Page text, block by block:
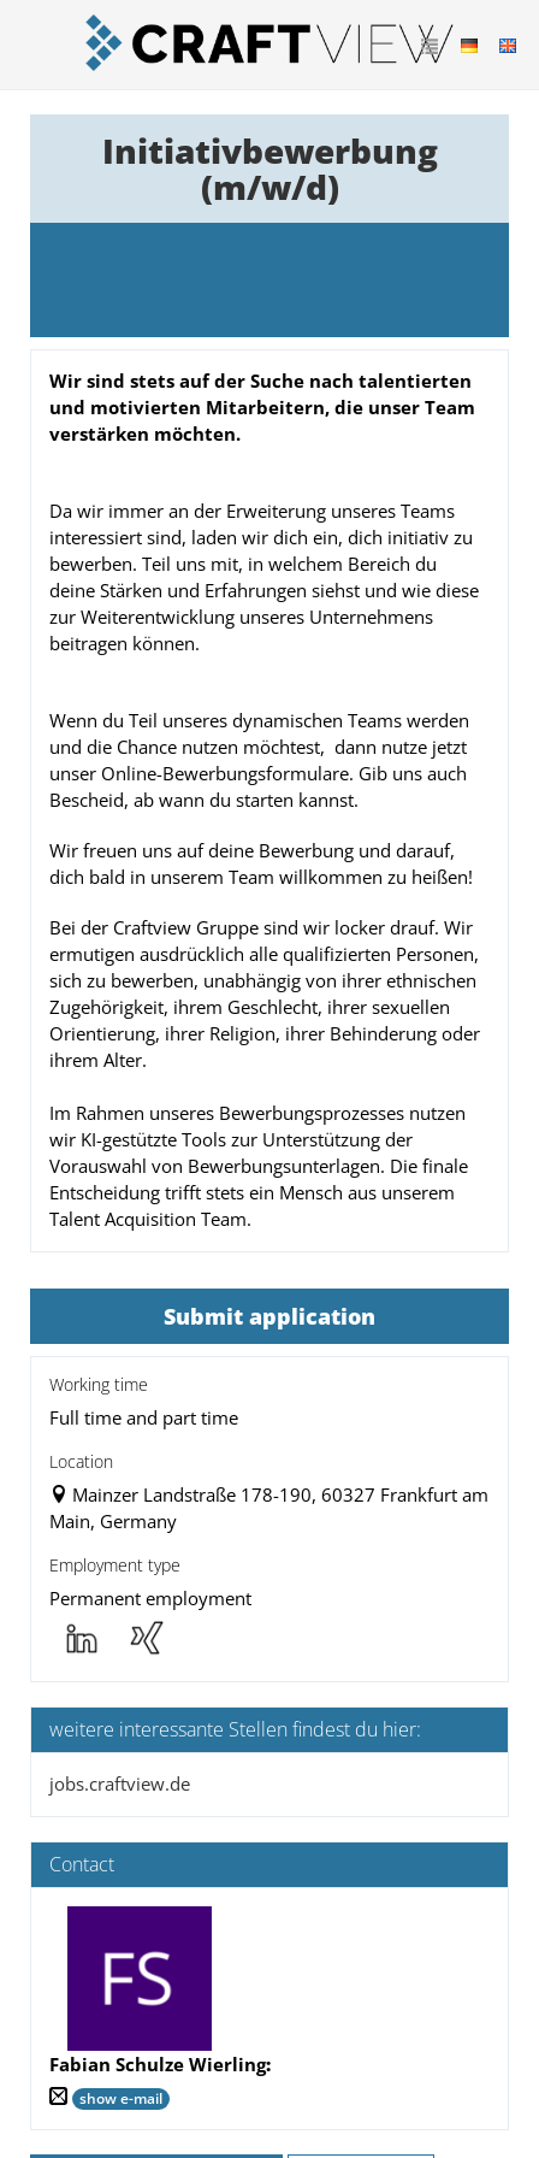
Initiativbewerbung
(m/w/d)
Wir sind stets auf der Suche nach talentierten
und motivierten Mitarbeitern, die unser Team
verstärken möchten.
Da wir immer an der Erweiterung unseres Teams
interessiert sind, laden wir dich ein, dich initiativ zu
bewerben. Teil uns mit, in welchem Bereich du
deine Stärken und Erfahrungen siehst und wie diese
zur Weiterentwicklung unseres Unternehmens
beitragen können.
Wenn du Teil unseres dynamischen Teams werden
und die Chance nutzen möchtest, dann nutze jetzt
unser Online-Bewerbungsformulare. Gib uns auch
Bescheid, ab wann du starten kannst.
Wir freuen uns auf deine Bewerbung und darauf,
dich bald in unserem Team willkommen zu heißen!
Bei der Craftview Gruppe sind wir locker drauf. Wir
ermutigen ausdrücklich alle qualifizierten Personen,
sich zu bewerben, unabhängig von ihrer ethnischen
Zugehörigkeit, ihrem Geschlecht, ihrer sexuellen
Orientierung, ihrer Religion, ihrer Behinderung oder
ihrem Alter.
Im Rahmen unseres Bewerbungsprozesses nutzen
wir KI-gestützte Tools zur Unterstützung der
Vorauswahl von Bewerbungsunterlagen. Die finale
Entscheidung trifft stets ein Mensch aus unserem
Talent Acquisition Team.
Submit application
Working time
Full time and part time
Location
Mainzer Landstraße 178-190, 60327 Frankfurt am
Main, Germany
Employment type
Permanent employment
weitere interessante Stellen findest du hier:
jobs.craftview.de
Contact
Fabian Schulze Wierling:
show e-mail